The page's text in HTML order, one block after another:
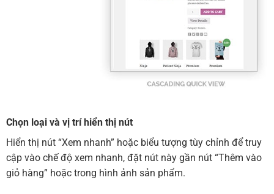
Chọn loại và vị trí hiển thị nút
Hiển thị nút “Xem nhanh” hoặc biểu tượng tùy chỉnh để truy
cập vào chế độ xem nhanh, đặt nút này gần nút “Thêm vào
giỏ hàng” hoặc trong hình ảnh sản phẩm.